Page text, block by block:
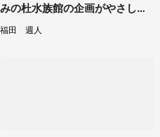
みの杜水族館の企画がやさしい
【7／31～8／23】
福田 週人